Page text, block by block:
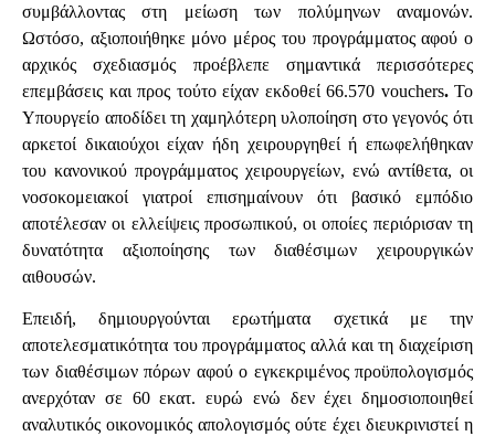
συμβάλλοντας στη μείωση των πολύμηνων αναμονών.
Ωστόσο, αξιοποιήθηκε μόνο μέρος του προγράμματος αφού ο
αρχικός σχεδιασμός προέβλεπε σημαντικά περισσότερες
επεμβάσεις και προς τούτο είχαν εκδοθεί 66.570 vouchers.Το
Υπουργείο αποδίδει τη χαμηλότερη υλοποίηση στο γεγονός ότι
αρκετοί δικαιούχοι είχαν ήδη χειρουργηθεί ή επωφελήθηκαν
του κανονικού προγράμματος χειρουργείων, ενώ αντίθετα, οι
νοσοκομειακοί γιατροί επισημαίνουν ότι βασικό εμπόδιο
αποτέλεσαν οι ελλείψεις προσωπικού, οι οποίες περιόρισαν τη
δυνατότητα αξιοποίησης των διαθέσιμων χειρουργικών
αιθουσών.
Επειδή, δημιουργούνται ερωτήματα σχετικά με την
αποτελεσματικότητα του προγράμματος αλλά και τη διαχείριση
των διαθέσιμων πόρων αφού ο εγκεκριμένος προϋπολογισμός
ανερχόταν σε 60 εκατ. ευρώ ενώ δεν έχει δημοσιοποιηθεί
αναλυτικός οικονομικός απολογισμός ούτε έχει διευκρινιστεί η